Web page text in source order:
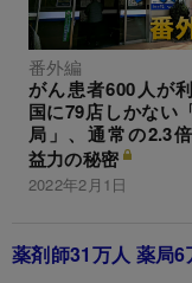
番外編
がん患者600人が
国に79店しかない
局」、通常の2.3
益力の秘密
2022年2月1日
薬剤師31万人 薬局